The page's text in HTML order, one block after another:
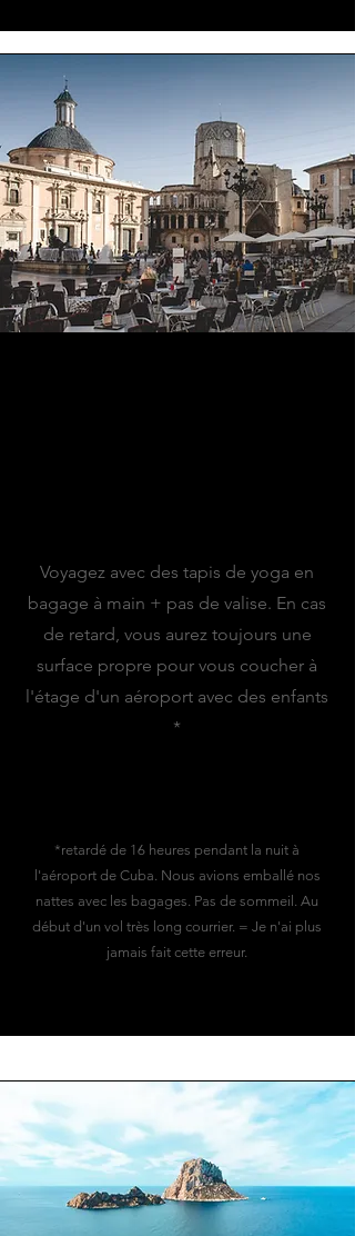
Voyagez avec des tapis de yoga en
bagage à main + pas de valise. En cas
de retard, vous aurez toujours une
surface propre pour vous coucher à
l'étage d'un aéroport avec des enfants
*
*retardé de 16 heures pendant la nuit à
l'aéroport de Cuba. Nous avions emballé nos
nattes avec les bagages. Pas de sommeil. Au
début d'un vol très long courrier. = Je n'ai plus
jamais fait cette erreur.